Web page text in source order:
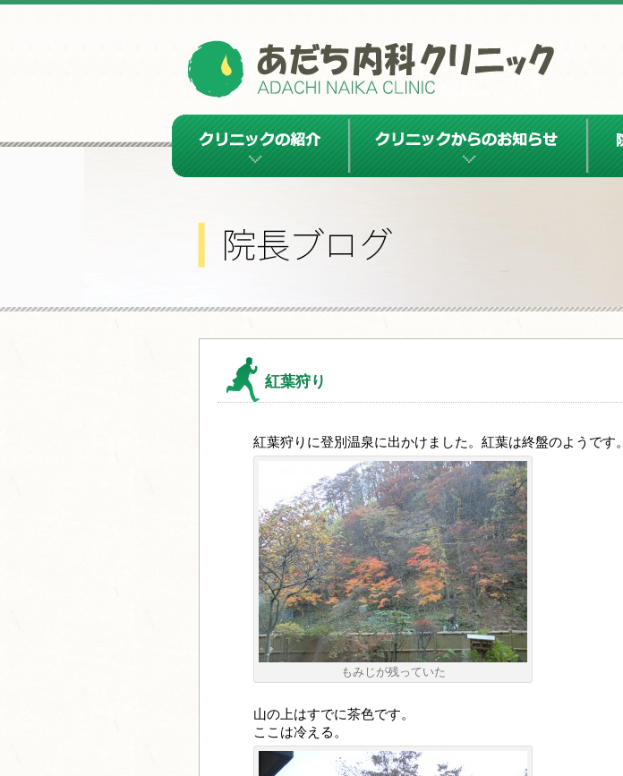
紅葉狩り
紅葉狩りに登別温泉に出かけました。紅葉は終盤のようです。
もみじが残っていた
山の上はすでに茶色です。
ここは冷える。